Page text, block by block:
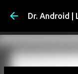
Dr. Android |